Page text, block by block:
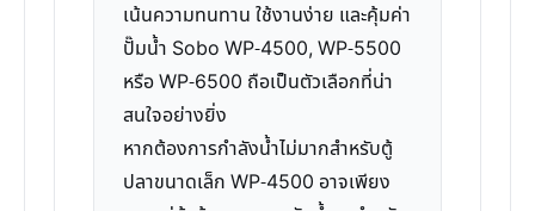
เน้นความทนทาน ใช้งานง่าย และคุ้มค่า
ปั๊มน้ำ Sobo WP-4500, WP-5500
หรือ WP-6500 ถือเป็นตัวเลือกที่น่า
สนใจอย่างยิ่ง
หากต้องการกำลังน้ำไม่มากสำหรับตู้
ปลาขนาดเล็ก WP-4500 อาจเพียง